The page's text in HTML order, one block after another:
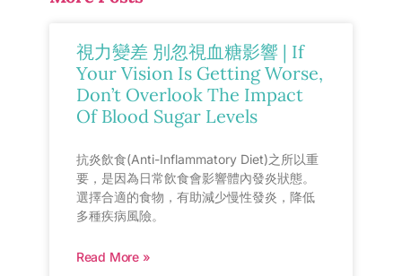
視力變差 別忽視血糖影響 | If
Your Vision Is Getting Worse,
Don’t Overlook The Impact
Of Blood Sugar Levels
抗炎飲食(Anti-Inflammatory Diet)之所以重
要，是因為日常飲食會影響體內發炎狀態。
選擇合適的食物，有助減少慢性發炎，降低
多種疾病風險。
Read More »